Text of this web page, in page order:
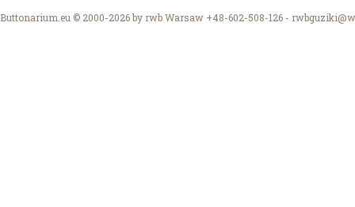
Buttonarium.eu © 2000-2026 by rwb Warsaw +48-602-508-126 -